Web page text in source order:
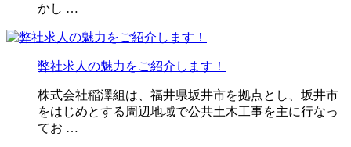
かし …
弊社求人の魅力をご紹介します！
株式会社稲澤組は、福井県坂井市を拠点とし、坂井市
をはじめとする周辺地域で公共土木工事を主に行なっ
てお …